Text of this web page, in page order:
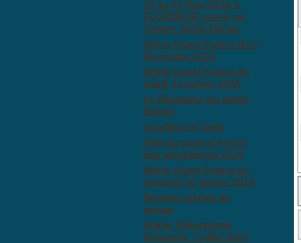
15 au 21 Aout 2016 à
PLOEMEUR animé par
Toshiro SUGA Shihan
Article Ouest France du 5
Novembre 2015
Article Ouest France du
mardi 13 janvier 2015
Le Reigisaho par Kanaï
Senseï
Condition et Tarifs
Fête du sport et Forum
des associations 2014
Article Ouest France du
vendredi 10 janvier 2014
Derniers articles de
presse
Article Télégramme
Dimanche 7 juillet 2013